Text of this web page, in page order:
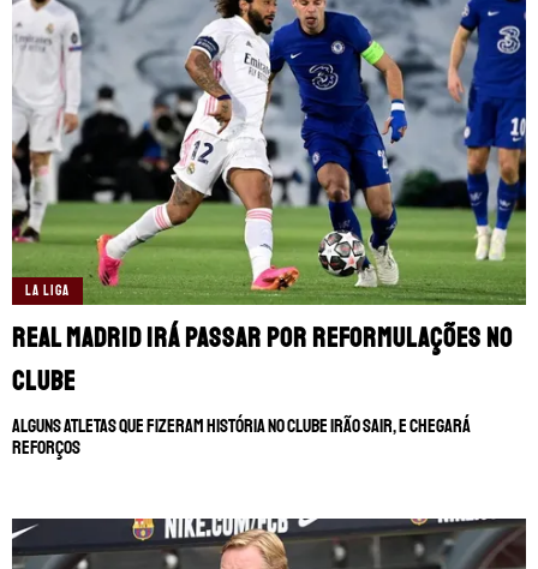
LA LIGA
Real Madrid irá passar por reformulações no
clube
Alguns atletas que fizeram história no clube irão sair, e chegará
reforços